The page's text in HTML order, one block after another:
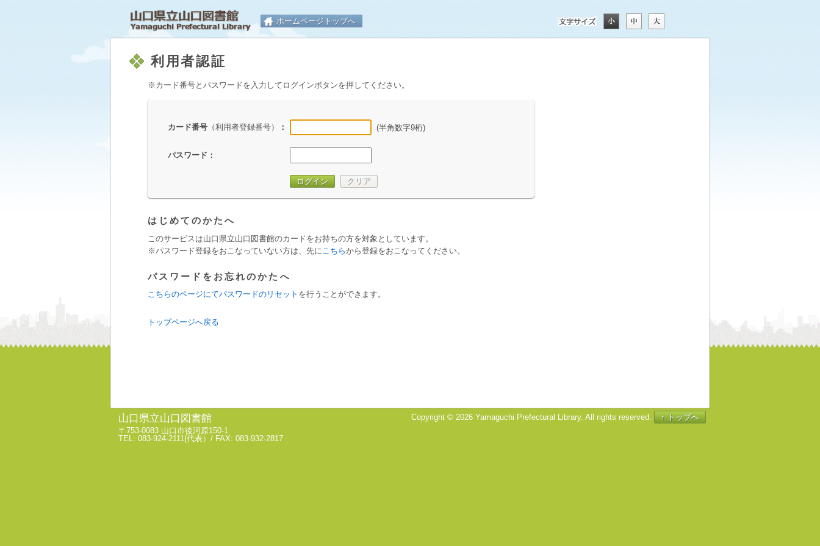
山口県立山口図書館
ホームページトップへ
利用者認証
※カード番号とパスワードを入力してログインボタンを押してください。
カード番号 （利用者登録番号） ： (半角数字9桁)
パスワード ：
ログイン クリア
はじめてのかたへ
このサービスは山口県立山口図書館のカードをお持ちの方を対象としています。
※パスワード登録をおこなっていない方は、先に こちらから登録をおこなってください。
パスワードをお忘れのかたへ
こちらのページにてパスワードのリセット を行うことができます。
トップページへ戻る
Copyright © 2026 Yamaguchi Prefectural Library. All rights reserved. ↑ トップへ
山口県立山口図書館
〒753-0083 山口市後河原150-1
TEL: 083-924-2111(代表）/ FAX: 083-932-2817